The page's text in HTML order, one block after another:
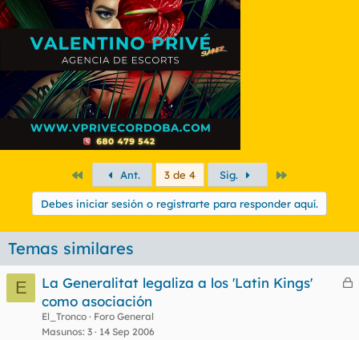
PrimeroAnt. 3 de 4 Sig.
Debes iniciar sesión o registrarte para responder aquí.
Temas similares
E
C
La Generalitat legaliza a los 'Latin Kings'
como asociación
El_Tronco
Foro General
Masunos 3 14 Sep 2006